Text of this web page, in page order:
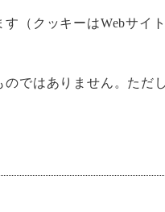
（クッキーはWebサイ
ではありません。ただ